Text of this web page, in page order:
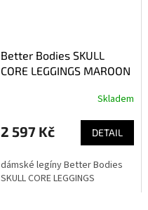
Better Bodies SKULL
CORE LEGGINGS MAROON
Skladem
2 597 Kč DETAIL
dámské legíny Better Bodies
SKULL CORE LEGGINGS